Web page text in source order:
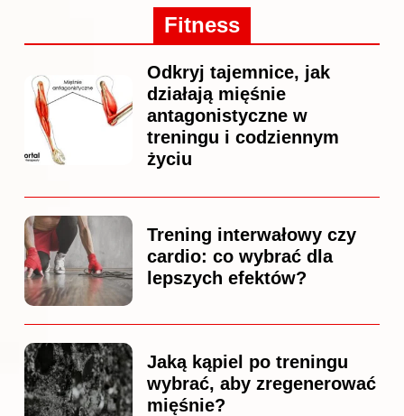
Fitness
Odkryj tajemnice, jak
działają mięśnie
antagonistyczne w
treningu i codziennym
życiu
Trening interwałowy czy
cardio: co wybrać dla
lepszych efektów?
Jaką kąpiel po treningu
wybrać, aby zregenerować
mięśnie?